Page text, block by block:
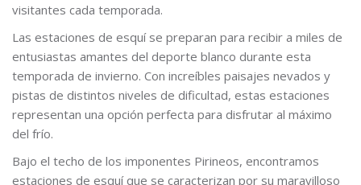
visitantes cada temporada.
Las estaciones de esquí se preparan para recibir a miles de
entusiastas amantes del deporte blanco durante esta
temporada de invierno. Con increíbles paisajes nevados y
pistas de distintos niveles de dificultad, estas estaciones
representan una opción perfecta para disfrutar al máximo
del frío.
Bajo el techo de los imponentes Pirineos, encontramos
estaciones de esquí que se caracterizan por su maravilloso